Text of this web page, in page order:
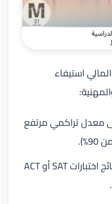
استيفاء
معدل تراكمي مرتفع
تقديم نتائج اختبارات SAT أو ACT